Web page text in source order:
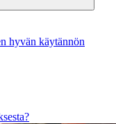
hyvän käytännön